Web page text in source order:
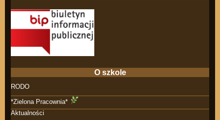
O szkole
RODO
*Zielona Pracownia*
Aktualności